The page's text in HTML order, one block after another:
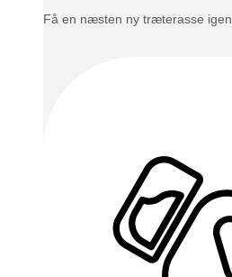
Få en næsten ny træterasse igen